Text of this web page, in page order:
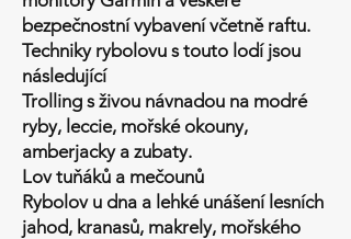
bezpečnostní vybavení včetně raftu.
Techniky rybolovu s touto lodí jsou
následující
Trolling s živou návnadou na modré
ryby, leccie, mořské okouny,
amberjacky a zubaty.
Lov tuňáků a mečounů
Rybolov u dna a lehké unášení lesních
jahod, kranasů, makrely, mořského